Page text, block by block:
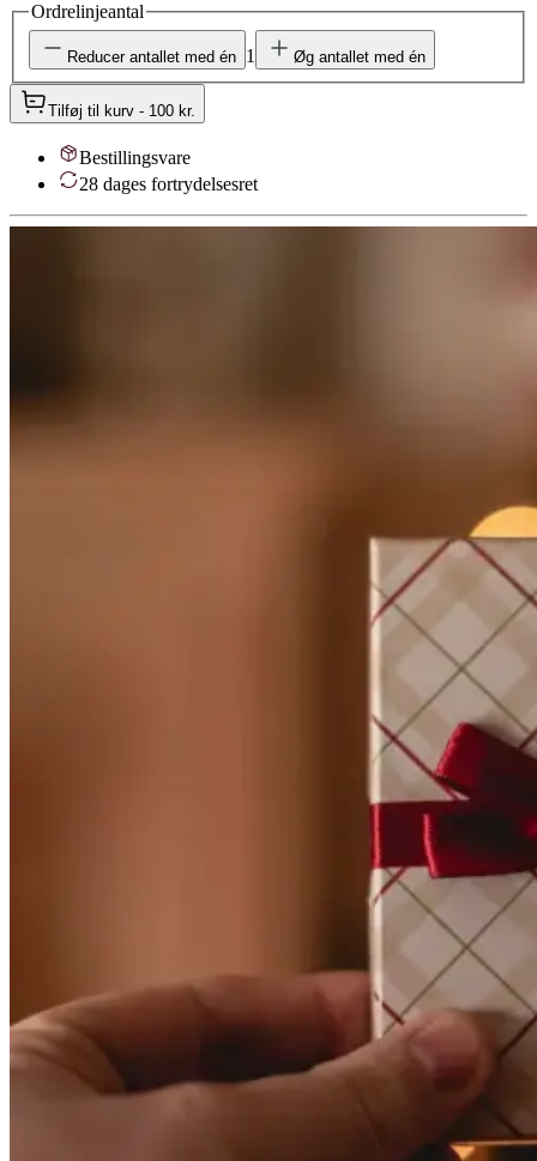
Ordrelinjeantal
Reducer antallet med én 1 Øg antallet med én
Tilføj til kurv - 100 kr.
Bestillingsvare
28 dages fortrydelsesret